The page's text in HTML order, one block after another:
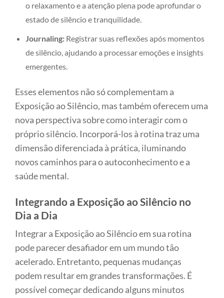
o relaxamento e a atenção plena pode aprofundar o
estado de silêncio e tranquilidade.
Journaling:Registrar suas reflexões após momentos
de silêncio, ajudando a processar emoções e insights
emergentes.
Esses elementos não só complementam a
Exposição ao Silêncio, mas também oferecem uma
nova perspectiva sobre como interagir com o
próprio silêncio. Incorporá-los à rotina traz uma
dimensão diferenciada à prática, iluminando
novos caminhos para o autoconhecimento e a
saúde mental.
Integrando a Exposição ao Silêncio no
Dia a Dia
Integrar a Exposição ao Silêncio em sua rotina
pode parecer desafiador em um mundo tão
acelerado. Entretanto, pequenas mudanças
podem resultar em grandes transformações. É
possível começar dedicando alguns minutos